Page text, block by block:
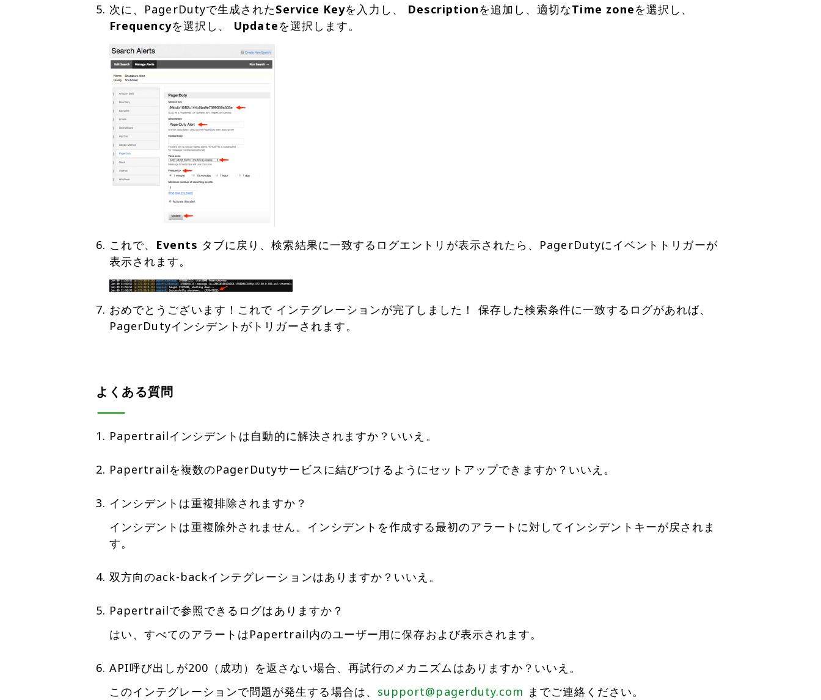
次に、PagerDutyで生成されたService Keyを入力し、 Descriptionを追加し、適切なTime zoneを選択し、
Frequencyを選択し、 Update
これで、 Events タブに戻り、検索結果に一致するログエントリが表示されたら、PagerDutyにイベントトリガーが
おめでとうございます！これで インテグレーションが完了しました！ 保存した検索条件に一致するログがあれば、
PagerDutyインシデントがトリガーされます。
よくある質問
Papertrailインシデントは自動的に解決されますか？ いいえ。
Papertrailを複数のPagerDutyサービスに結びつけるようにセットアップできますか？ いいえ。
インシデントは重複排除されますか？
インシデントは重複除外されません。インシデントを作成する最初のアラートに対してインシデントキーが戻されま
す。
双方向のack-backインテグレーションはありますか？ いいえ。
Papertrailで参照できるログはありますか？
はい、すべてのアラートはPapertrail内のユーザー用に保存および表示されます。
API呼び出しが200（成功）を返さない場合、再試行のメカニズムはありますか？ いいえ。
このインテグレーションで問題が発生する場合は、 support@pagerduty.com までご連絡ください。